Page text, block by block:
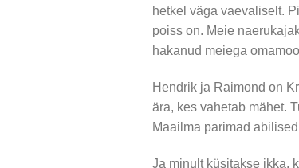
hetkel väga vaevaliselt.
poiss on. Meie
hakanud meiega
Hendrik ja Raimond on
ära, kes vahetab mähet.
Maailma parimad
Ja minult küsitakse ikka,